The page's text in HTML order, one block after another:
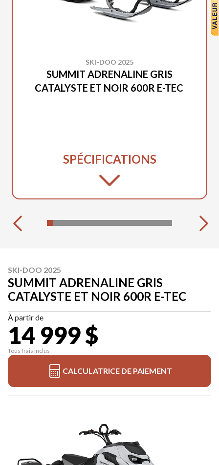
SKI-DOO 2025
SUMMIT ADRENALINE GRIS
CATALYSTE ET NOIR 600R E-TEC
SPÉCIFICATIONS
SKI-DOO 2025
SUMMIT ADRENALINE GRIS
CATALYSTE ET NOIR 600R E-TEC
À partir de
14 999 $
Tous frais inclus
CALCULATRICE DE PAIEMENT